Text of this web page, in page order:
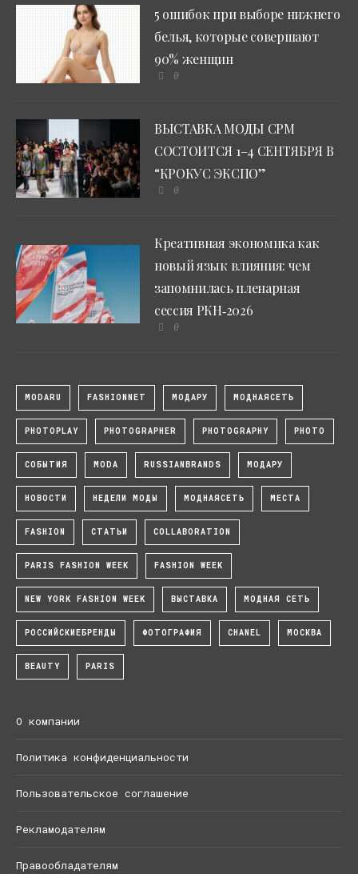
5 ошибок при выборе нижнего
белья, которые совершают
90% женщин
0
ВЫСТАВКА МОДЫ CPM
СОСТОИТСЯ 1–4 СЕНТЯБРЯ В
“КРОКУС ЭКСПО”
0
Креативная экономика как
новый язык влияния: чем
запомнилась пленарная
сессия РКН‑2026
0
MODARU FASHIONNET МОДАРУ МОДНАЯСЕТЬ
PHOTOPLAY PHOTOGRAPHER PHOTOGRAPHY PHOTO
СОБЫТИЯ MODA RUSSIANBRANDS МОДАРУ
НОВОСТИ НЕДЕЛИ МОДЫ МОДНАЯСЕТЬ МЕСТА
FASHION СТАТЬИ COLLABORATION
PARIS FASHION WEEK FASHION WEEK
NEW YORK FASHION WEEK ВЫСТАВКА МОДНАЯ СЕТЬ
РОССИЙСКИЕБРЕНДЫ ФОТОГРАФИЯ CHANEL МОСКВА
BEAUTY PARIS
О компании
Политика конфиденциальности
Пользовательское соглашение
Рекламодателям
Правообладателям